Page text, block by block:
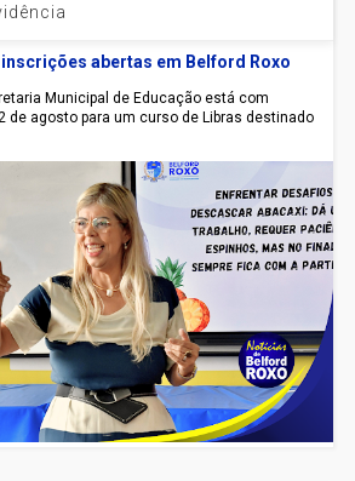
abertas em Belford Roxo
Municipal de Educação está com
de agosto para um curso de Libras destinado